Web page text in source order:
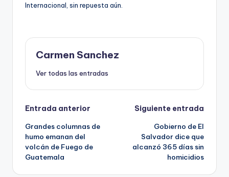
Internacional, sin repuesta aún.
Carmen Sanchez
Ver todas las entradas
Navegación
de
entradas
Entrada anterior
Grandes columnas de
humo emanan del
volcán de Fuego de
Guatemala
Siguiente entrada
Gobierno de El
Salvador dice que
alcanzó 365 días sin
homicidios